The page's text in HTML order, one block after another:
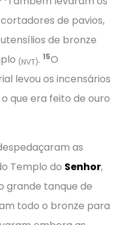
de pavios,
de bronze
(NVT). 15O
levou os incensários
que era feito de ouro
as
Templo do Senhor,
grande tanque de
todo o bronze para